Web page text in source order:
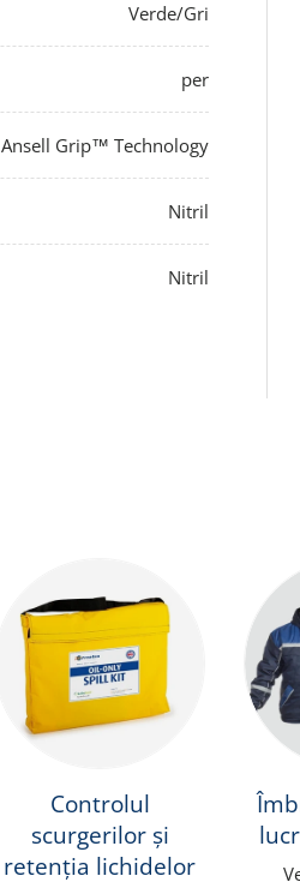
Verde/Gri
per
Ansell Grip™ Technology
Nitril
Nitril
Controlul
scurgerilor și
retenția lichidelor